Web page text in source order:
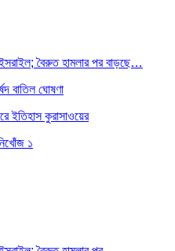
ইসরাইল; বৈরুত হামলার পর বাড়ছে…
বাতিল ঘোষণা
ইতিহাস কুরাসাওয়ের
১